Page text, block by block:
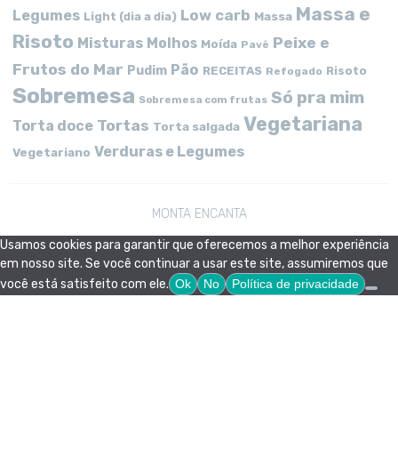
Legumes Light (dia a dia) Low carb Massa Massa e
Risoto Misturas Molhos Moída Pavê Peixe e
Frutos do Mar Pudim Pão RECEITAS Refogado Risoto
Sobremesa Sobremesa com frutas Só pra mim
Torta doce Tortas Torta salgada Vegetariana
Vegetariano Verduras e Legumes
MONTA ENCANTA
Usamos cookies para garantir que oferecemos a melhor experiência
em nosso site. Se você continuar a usar este site, assumiremos que
você está satisfeito com ele. Ok No Política de privacidade